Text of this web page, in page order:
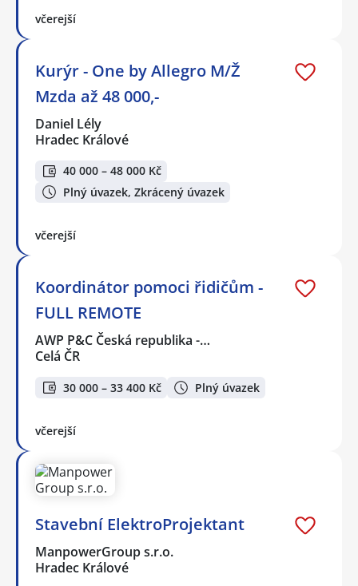
včerejší
Kurýr - One by Allegro M/Ž
Mzda až 48 000,-
Daniel Lély
Hradec Králové
40 000 – 48 000 Kč
Plný úvazek, Zkrácený úvazek
včerejší
Koordinátor pomoci řidičům -
FULL REMOTE
AWP P&C Česká republika -…
Celá ČR
30 000 – 33 400 Kč Plný úvazek
včerejší
Stavební ElektroProjektant
ManpowerGroup s.r.o.
Hradec Králové